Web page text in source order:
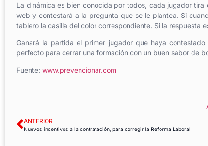
La dinámica es bien conocida por todos, cada jugador
web y contestará a la pregunta que se le plantea. Si
tablero la casilla del color correspondiente. Si la respuesta
Ganará la partida el primer jugador que haya
perfecto para cerrar una formación con un buen sabor de
Fuente: www.prevencionar.com
ANTERIOR
Nuevos incentivos a la contratación, para corregir la Reforma Laboral